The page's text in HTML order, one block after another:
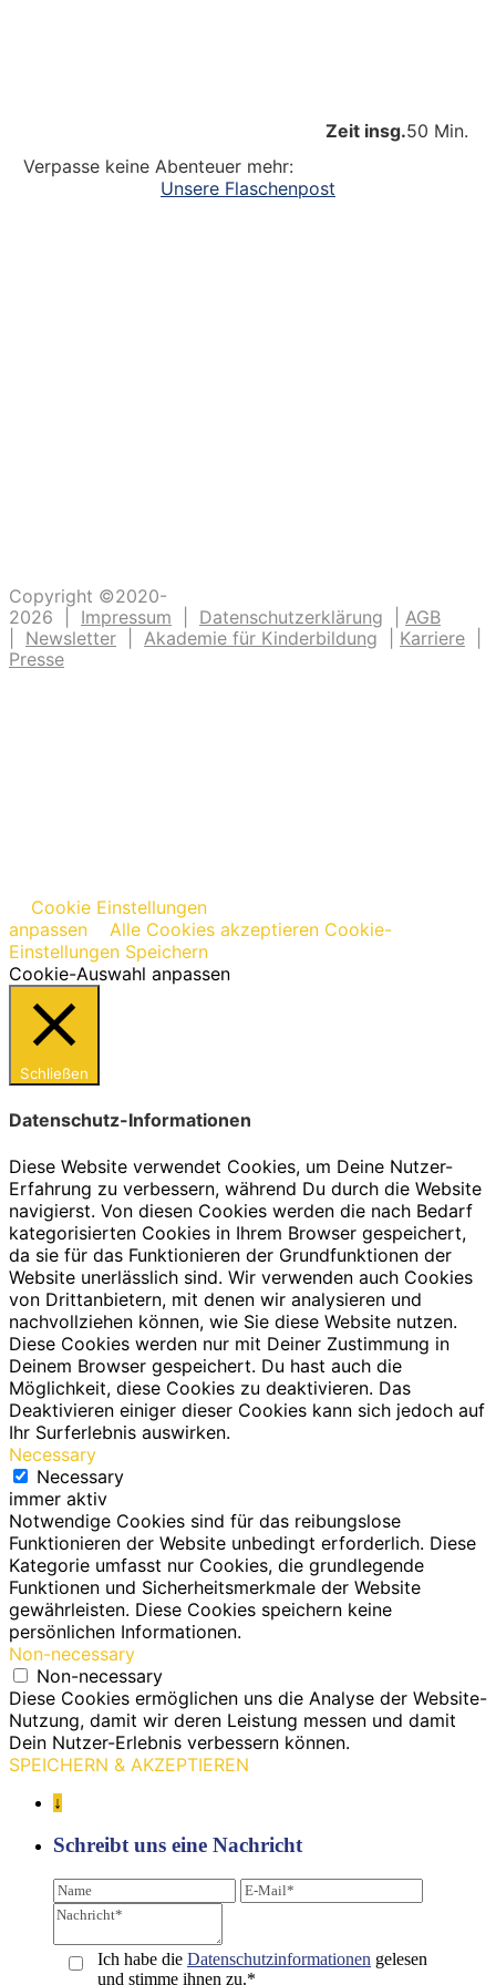
Zeit insg.50 Min.
Verpasse keine Abenteuer mehr:
Unsere Flaschenpost
Copyright ©2020-
2026 | Impressum Datenschutzerklärung
AGB
Newsletter Akademie für Kinderbildung Karriere
Presse
Cookie Einstellungen
anpassen
Alle Cookies akzeptieren Cookie-
Einstellungen Speichern
Cookie-Auswahl anpassen
Schließen
Datenschutz-Informationen
Diese Website verwendet Cookies, um Deine Nutzer-
Erfahrung zu verbessern, während Du durch die Website
navigierst. Von diesen Cookies werden die nach Bedarf
kategorisierten Cookies in Ihrem Browser gespeichert,
da sie für das Funktionieren der Grundfunktionen der
Website unerlässlich sind. Wir verwenden auch Cookies
von Drittanbietern, mit denen wir analysieren und
nachvollziehen können, wie Sie diese Website nutzen.
Diese Cookies werden nur mit Deiner Zustimmung in
Deinem Browser gespeichert. Du hast auch die
Möglichkeit, diese Cookies zu deaktivieren. Das
Deaktivieren einiger dieser Cookies kann sich jedoch auf
Ihr Surferlebnis auswirken.
Necessary
Necessary
immer aktiv
Notwendige Cookies sind für das reibungslose
Funktionieren der Website unbedingt erforderlich. Diese
Kategorie umfasst nur Cookies, die grundlegende
Funktionen und Sicherheitsmerkmale der Website
gewährleisten. Diese Cookies speichern keine
persönlichen Informationen.
Non-necessary
Non-necessary
Diese Cookies ermöglichen uns die Analyse der Website-
Nutzung, damit wir deren Leistung messen und damit
Dein Nutzer-Erlebnis verbessern können.
SPEICHERN & AKZEPTIEREN
↓
Schreibt uns eine Nachricht
Ich habe die Datenschutz­informationen gelesen
und stimme ihnen zu.*